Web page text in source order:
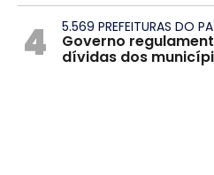
4 5.569 PREFEITURAS DO
Governo
dívidas dos